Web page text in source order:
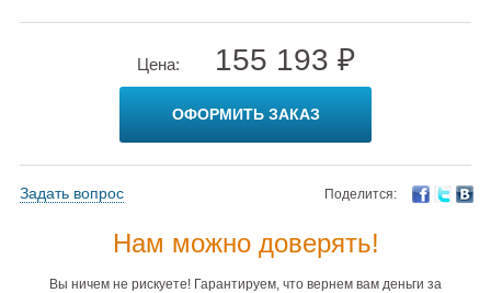
Цена: 155 193 ₽
ОФОРМИТЬ ЗАКАЗ
Задать вопрос Поделится:
Нам можно доверять!
Вы ничем не рискуете! Гарантируем, что вернем вам деньги за